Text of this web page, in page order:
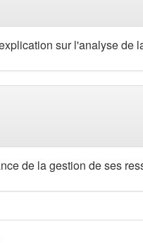
sur l'analyse de
de la gestion de ses